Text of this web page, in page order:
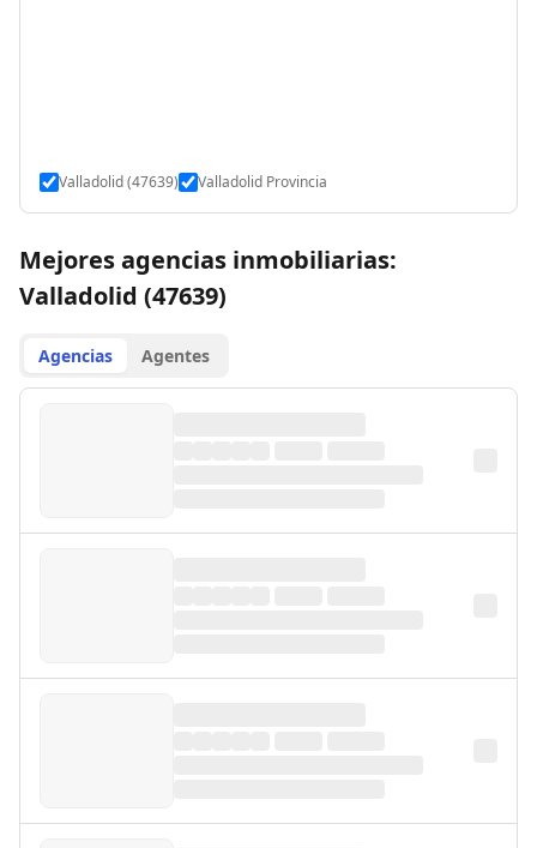
Valladolid (47639) Valladolid Provincia
Mejores agencias inmobiliarias:
Valladolid (47639)
Agencias Agentes